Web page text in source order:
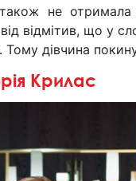
не отримала
відмітив, що у
дівчина
Крилас